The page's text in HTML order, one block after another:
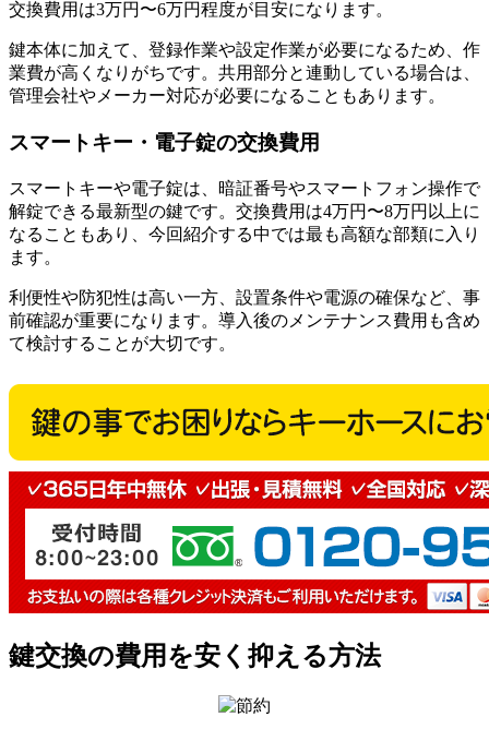
交換費用は3万円〜6万円程度が目安になります。
鍵本体に加えて、登録作業や設定作業が必要になるため、作
業費が高くなりがちです。共用部分と連動している場合は、
管理会社やメーカー対応が必要になることもあります。
スマートキー・電子錠の交換費用
スマートキーや電子錠は、暗証番号やスマートフォン操作で
解錠できる最新型の鍵です。交換費用は4万円〜8万円以上に
なることもあり、今回紹介する中では最も高額な部類に入り
ます。
利便性や防犯性は高い一方、設置条件や電源の確保など、事
前確認が重要になります。導入後のメンテナンス費用も含め
て検討することが大切です。
鍵交換の費用を安く抑える方法